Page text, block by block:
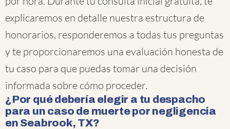
explicaremos en detalle nuestra estructura de
honorarios, responderemos a todas tus preguntas
y te proporcionaremos una evaluación honesta de
tu caso para que puedas tomar una decisión
informada sobre cómo proceder.
¿Por qué debería elegir a tu despacho
para un caso de muerte por negligencia
en Seabrook, TX?